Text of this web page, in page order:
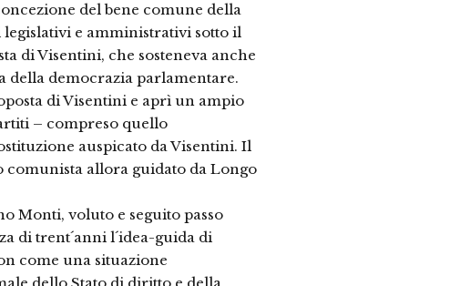
del bene comune della
e amministrativi sotto il
di Visentini, che sosteneva anche
della democrazia parlamentare.
di Visentini e aprì un ampio
– compreso quello
auspicato da Visentini. Il
comunista allora guidato da Longo
Monti, voluto e seguito passo
di trent´anni l´idea-guida di
come una situazione